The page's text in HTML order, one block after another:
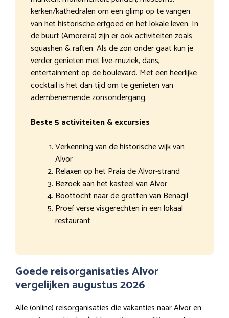
kerken/kathedralen om een glimp op te vangen
van het historische erfgoed en het lokale leven. In
de buurt (Amoreira) zijn er ook activiteiten zoals
squashen & raften. Als de zon onder gaat kun je
verder genieten met live-muziek, dans,
entertainment op de boulevard. Met een heerlijke
cocktail is het dan tijd om te genieten van
adembenemende zonsondergang.
Beste 5 activiteiten & excursies
Verkenning van de historische wijk van
Alvor
Relaxen op het Praia de Alvor-strand
Bezoek aan het kasteel van Alvor
Boottocht naar de grotten van Benagil
Proef verse visgerechten in een lokaal
restaurant
Goede reisorganisaties Alvor
vergelijken augustus 2026
Alle (online) reisorganisaties die vakanties naar Alvor en